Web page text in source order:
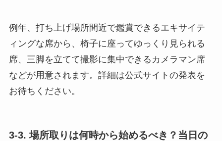
例年、打ち上げ場所間近で鑑賞できるエキサイテ
ィングな席から、椅子に座ってゆっくり見られる
席、三脚を立てて撮影に集中できるカメラマン席
などが用意されます。詳細は公式サイトの発表を
お待ちください。
3-3. 場所取りは何時から始めるべき？当日の